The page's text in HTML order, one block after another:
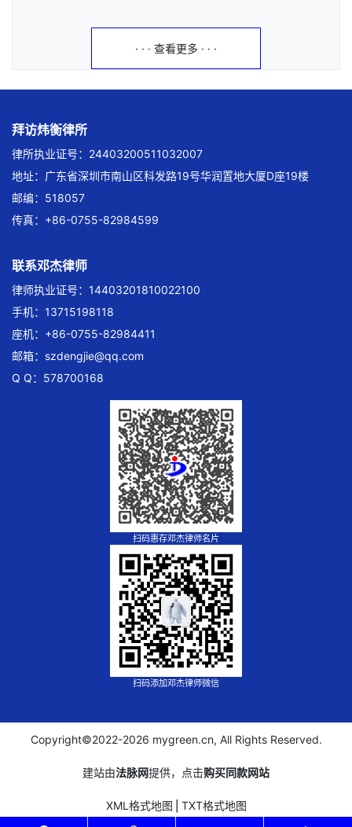
· · · 查看更多 · · ·
拜访炜衡律所
律所执业证号：24403200511032007
地址：广东省深圳市南山区科发路19号华润置地大厦D座19楼
邮编：518057
传真：+86-0755-82984599
联系邓杰律师
律师执业证号：14403201810022100
手机：13715198118
座机：+86-0755-82984411
邮箱： szdengjie@qq.com
Q Q：578700168
扫码惠存邓杰律师名片
扫码添加邓杰律师微信
Copyright©2022-2026 mygreen.cn, All Rights Reserved.
建站由法脉网提供，点击购买同款网站
XML格式地图 TXT格式地图